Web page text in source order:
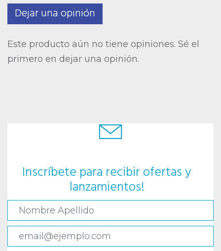
Dejar una opinión
Este producto aún no tiene opiniones. Sé el
primero en dejar una opinión.
Inscríbete para recibir ofertas y
lanzamientos!